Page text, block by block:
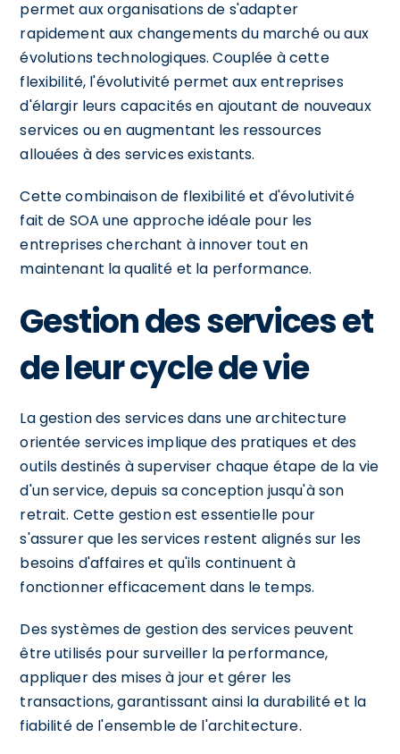
permet aux organisations de s'adapter
rapidement aux changements du marché ou aux
évolutions technologiques. Couplée à cette
flexibilité, l'évolutivité permet aux entreprises
d'élargir leurs capacités en ajoutant de nouveaux
services ou en augmentant les ressources
allouées à des services existants.
Cette combinaison de flexibilité et d'évolutivité
fait de SOA une approche idéale pour les
entreprises cherchant à innover tout en
maintenant la qualité et la performance.
Gestion des services et
de leur cycle de vie
La gestion des services dans une architecture
orientée services implique des pratiques et des
outils destinés à superviser chaque étape de la vie
d'un service, depuis sa conception jusqu'à son
retrait. Cette gestion est essentielle pour
s'assurer que les services restent alignés sur les
besoins d'affaires et qu'ils continuent à
fonctionner efficacement dans le temps.
Des systèmes de gestion des services peuvent
être utilisés pour surveiller la performance,
appliquer des mises à jour et gérer les
transactions, garantissant ainsi la durabilité et la
fiabilité de l'ensemble de l'architecture.